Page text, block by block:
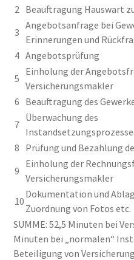
2 Beauftragung Hauswart
3
Angebotsanfrage bei
Erinnerungen und
4 Angebotsprüfung
5
Einholung der
Versicherungsmakler
6 Beauftragung des
7
Überwachung des
8 Prüfung und Bezahlung
9
Einholung der
Versicherungsmakler
10
Dokumentation und
Zuordnung von Fotos etc.
SUMME: 52,5 Minuten bei
Minuten bei „normalen“
Beteiligung von